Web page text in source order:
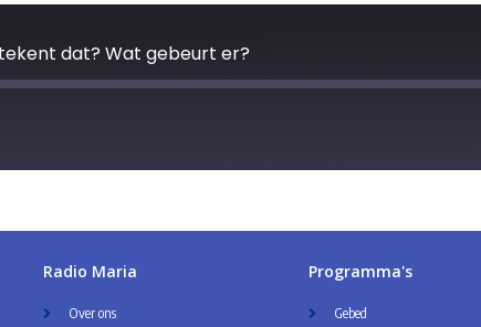
dat? Wat gebeurt er?
Radio Maria
Over ons
Programma's
Gebed